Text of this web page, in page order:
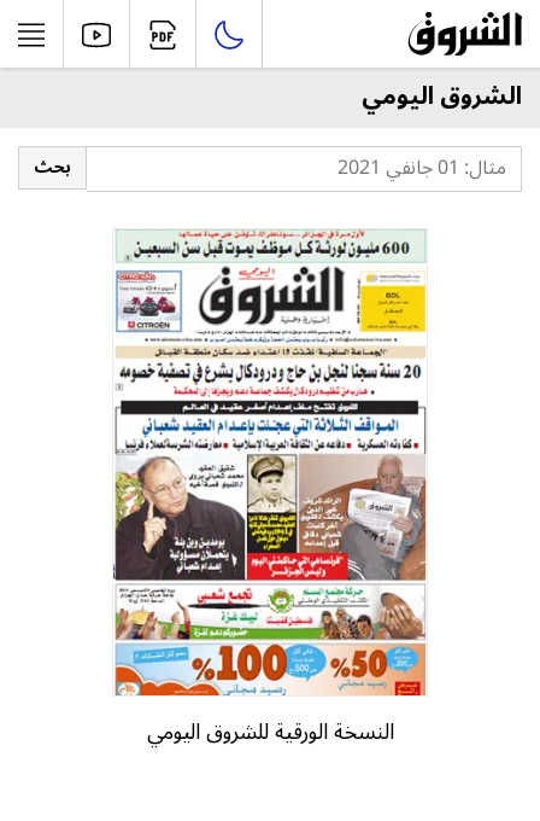
الشروق اليومي
النسخة الورقية للشروق اليومي